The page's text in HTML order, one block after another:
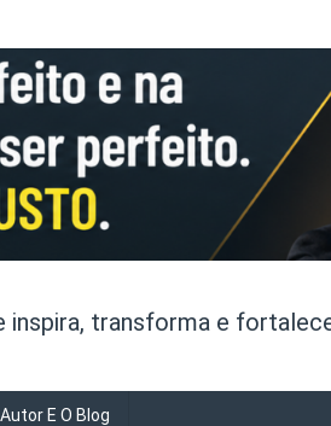
transforma e
E O Blog